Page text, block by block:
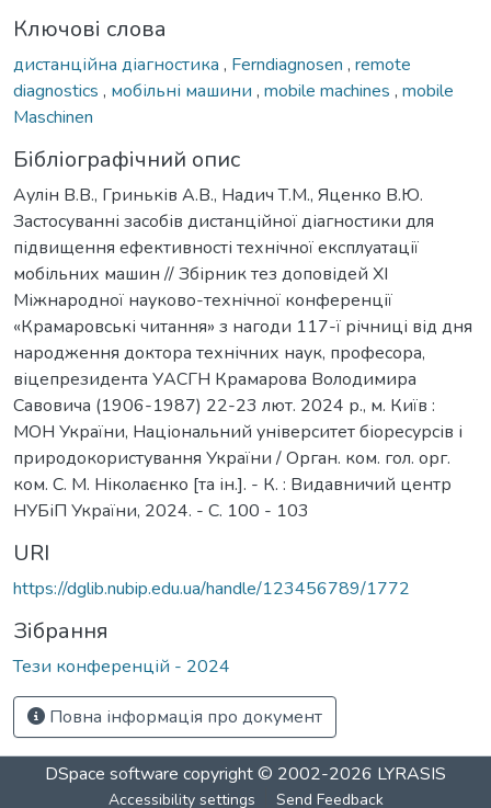
Ключові слова
дистанційна діагностика , Ferndiagnosen , remote
diagnostics , мобільні машини , mobile machines , mobile
Maschinen
Бібліографічний опис
Аулін В.В., Гриньків А.В., Надич Т.М., Яценко В.Ю.
Застосуванні засобів дистанційної діагностики для
підвищення ефективності технічної експлуатації
мобільних машин // Збірник тез доповідей ХI
Міжнародної науково-технічної конференції
«Крамаровські читання» з нагоди 117-ї річниці від дня
народження доктора технічних наук, професора,
віцепрезидента УАСГН Крамарова Володимира
Савовича (1906-1987) 22-23 лют. 2024 р., м. Київ :
МОН України, Національний університет біоресурсів і
природокористування України / Орган. ком. гол. орг.
ком. С. М. Ніколаєнко [та ін.]. - К. : Видавничий центр
НУБіП України, 2024. - С. 100 - 103
URI
https://dglib.nubip.edu.ua/handle/123456789/1772
Зібрання
Тези конференцій - 2024
Повна інформація про документ
DSpace software copyright © 2002-2026 LYRASIS
Accessibility settings Send Feedback